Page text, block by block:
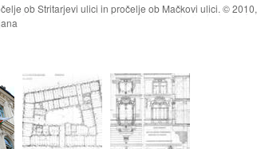
ob Stritarjevi ulici in pročelje ob Mačkovi ulici. © 2010,